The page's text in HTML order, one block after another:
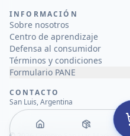
INFORMACIÓN
Sobre nosotros
Centro de aprendizaje
Defensa al consumidor
Términos y condiciones
Formulario PANE
CONTACTO
San Luis, Argentina